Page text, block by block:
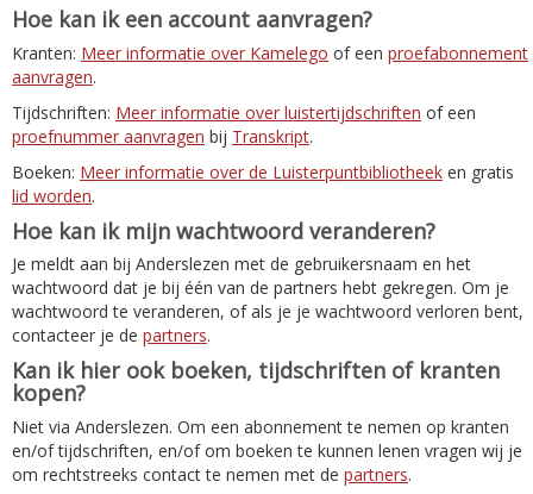
Hoe kan ik een account aanvragen?
Kranten: Meer informatie over Kamelego of een proefabonnement
aanvragen.
Tijdschriften: Meer informatie over luistertijdschriften of een
proefnummer aanvragen bij Transkript.
Boeken: Meer informatie over de Luisterpuntbibliotheek en gratis
lid worden.
Hoe kan ik mijn wachtwoord veranderen?
Je meldt aan bij Anderslezen met de gebruikersnaam en het
wachtwoord dat je bij één van de partners hebt gekregen. Om je
wachtwoord te veranderen, of als je je wachtwoord verloren bent,
contacteer je de partners.
Kan ik hier ook boeken, tijdschriften of kranten
kopen?
Niet via Anderslezen. Om een abonnement te nemen op kranten
en/of tijdschriften, en/of om boeken te kunnen lenen vragen wij je
om rechtstreeks contact te nemen met de partners.